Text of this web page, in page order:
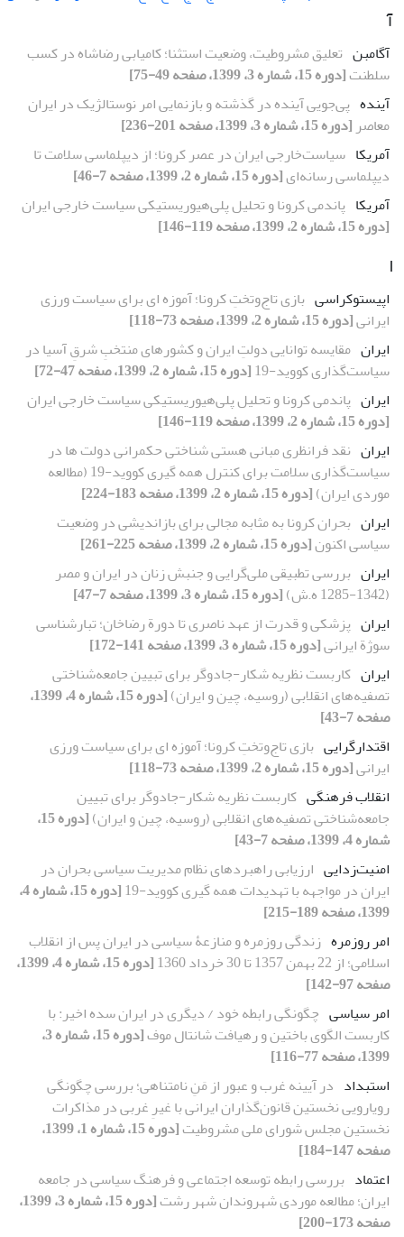
آ
آگامبن تعلیق مشروطیت، وضعیت استثنا؛ کامیابی رضاشاه در کسب
سلطنت[دوره 15، شماره 3، 1399، صفحه 49-75]
آینده پی‌جویی آینده در گذشته و بازنمایی‌ امر نوستالژیک در ایران
معاصر [دوره 15، شماره 3، 1399، صفحه 201-236]
آمریکا سیاست‌خارجی ایران در عصر کرونا؛ از دیپلماسی سلامت تا
دیپلماسی رسانه‌ای[دوره 15، شماره 2، 1399، صفحه 7-46]
آمریکا پاندمی کرونا و تحلیل پلی‌هیوریستیکی سیاست خارجی ایران
[دوره 15، شماره 2، 1399، صفحه 119-146]
ا
اپیستوکراسی بازی تاج‌وتختِ کرونا؛ آموزه ای برای سیاست ورزی
ایرانی[دوره 15، شماره 2، 1399، صفحه 73-118]
ایران مقایسه توانایی دولتِ ایران و کشور‌های منتخبِ شرقِ آسیا در
سیاست‌گذاری کووید-19
[دوره 15، شماره 2، 1399، صفحه 47-72]
ایران پاندمی کرونا و تحلیل پلی‌هیوریستیکی سیاست خارجی ایران
[دوره 15، شماره 2، 1399، صفحه 119-146]
ایران نقد فرانظری مبانی هستی شناختی حکمرانی دولت ها در
سیاست‌گذاری سلامت برای کنترل همه گیری کووید-19 (مطالعه
موردی ایران)[دوره 15، شماره 2، 1399، صفحه 183-224]
ایران بحران کرونا به مثابه مجالی برای بازاندیشی در وضعیت
سیاسی اکنون[دوره 15، شماره 2، 1399، صفحه 225-261]
ایران بررسی تطبیقی ملی‌گرایی و جنبش زنان در ایران و مصر
(1342-1285 ه.ش)
[دوره 15، شماره 3، 1399، صفحه 7-47]
ایران پزشکی و قدرت از عهد ناصری تا دورة رضاخان؛ تبارشناسی
سوژة ایرانی[دوره 15، شماره 3، 1399، صفحه 141-172]
ایران کاربست نظریه شکار-جادوگر برای تبیین جامعه‌شناختی
تصفیه‌های انقلابی (روسیه، چین و ایران)
[دوره 15، شماره 4، 1399،
صفحه 7-43]
اقتدارگرایی بازی تاج‌وتختِ کرونا؛ آموزه ای برای سیاست ورزی
ایرانی[دوره 15، شماره 2، 1399، صفحه 73-118]
انقلاب فرهنگی کاربست نظریه شکار-جادوگر برای تبیین
جامعه‌شناختی تصفیه‌های انقلابی (روسیه، چین و ایران)
[دوره 15،
شماره 4، 1399، صفحه 7-43]
امنیت‌زدایی ارزیابی راهبردهای نظام مدیریت سیاسی بحران در
ایران در مواجهه با تهدیدات همه گیری کووید-19
[دوره 15، شماره 4،
1399، صفحه 189-215]
امر روزمره زندگی روزمره و منازعۀ سیاسی در ایران پس از انقلاب
اسلامی؛ از 22 بهمن 1357 تا 30 خرداد 1360
[دوره 15، شماره 4، 1399،
صفحه 97-142]
امر سیاسی چگونگی رابطه خود / دیگری در ایران سده اخیر: با
کاربست الگوی باختین و رهیافت شانتال موف
[دوره 15، شماره 3،
1399، صفحه 77-116]
استبداد در آیینه غرب و عبور از مَنِ نامتناهی؛ بررسی چگونگی
رویارویی نخستین قانون‌گذاران ایرانی با غیرِ غربی در مذاکرات
نخستین مجلس شورای ملی مشروطیت
[دوره 15، شماره 1، 1399،
صفحه 147-184]
اعتماد بررسی رابطه توسعه اجتماعی و فرهنگ سیاسی در جامعه
ایران؛ مطالعه موردی شهروندان شهر رشت
[دوره 15، شماره 3، 1399،
صفحه 173-200]